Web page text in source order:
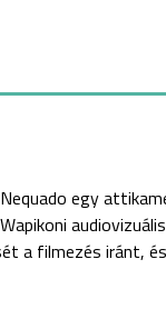
egy
a filmezés iránt,